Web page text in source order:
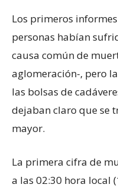
Los primeros
personas habían
causa común de
aglomeración-, pero
las bolsas de
dejaban claro que se
mayor.
La primera cifra de
a las 02:30 hora local